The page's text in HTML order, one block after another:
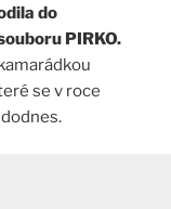
do
PIRKO.
se v roce